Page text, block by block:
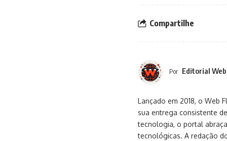
Compartilhe
Por Editorial
Lançado em 2018, o Web
sua entrega consistente
tecnologia, o portal
tecnológicas. A redação